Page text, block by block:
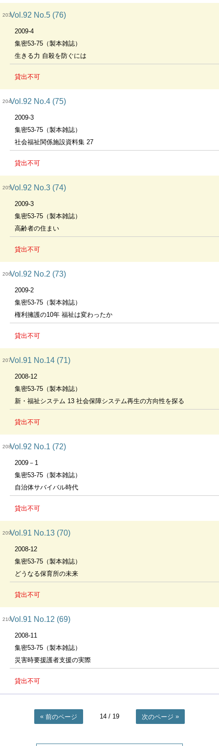
203Vol.92 No.5 (76)
2009-4
集密53-75（製本雑誌）
生きる力 自殺を防ぐには
貸出不可
204Vol.92 No.4 (75)
2009-3
集密53-75（製本雑誌）
社会福祉関係施設資料集 27
貸出不可
205Vol.92 No.3 (74)
2009-3
集密53-75（製本雑誌）
高齢者の住まい
貸出不可
206Vol.92 No.2 (73)
2009-2
集密53-75（製本雑誌）
権利擁護の10年 福祉は変わったか
貸出不可
207Vol.91 No.14 (71)
2008-12
集密53-75（製本雑誌）
新・福祉システム 13 社会保障システム再生の方向性を探る
貸出不可
208Vol.92 No.1 (72)
2009－1
集密53-75（製本雑誌）
自治体サバイバル時代
貸出不可
209Vol.91 No.13 (70)
2008-12
集密53-75（製本雑誌）
どうなる保育所の未来
貸出不可
210Vol.91 No.12 (69)
2008-11
集密53-75（製本雑誌）
災害時要援護者支援の実際
貸出不可
前のページ 14 / 19 次のページ